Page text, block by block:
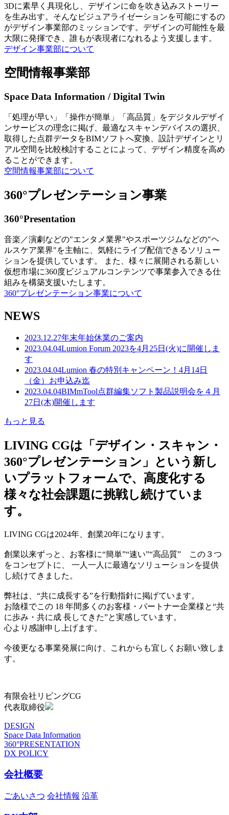
3Dに素早く具現化し、デザインに命を吹き込みストーリー
を生み出す。そんなビジュアライゼーションを可能にするの
がデザイン事業部のミッションです。デザインの可能性を最
大限に発揮でき、誰もが表現者になれるよう支援します。
デザイン事業部について
空間情報事業部
Space Data Information / Digital Twin
「処理が早い」「操作が簡単」「高品質」をデジタルデザイ
ンサービスの理念に掲げ、最適なスキャンデバイスの選択、
取得した点群データをBIMソフトへ変換、設計デザインとリ
アル空間を比較検討することによって、デザイン精度を高め
ることができます。
空間情報事業部について
360°プレゼンテーション事業
360°Presentation
音楽／演劇などの"エンタメ業界"やスポーツジムなどの"ヘ
ルスケア業界"を主軸に、気軽にライブ配信できるソリュー
ションを提供しています。 また、様々に展開される新しい
仮想市場に360度ビジュアルコンテンツで事業参入できる仕
組みを構築支援いたします。
360°プレゼンテーション事業について
NEWS
2023.12.27年末年始休業のご案内
2023.04.04Lumion Forum 2023を4月25日(火)に開催しま
す
2023.04.04Lumion 春の特別キャンペーン！4月14日
（金）お申込み迄
2023.04.04BIMmTool点群編集ソフト製品説明会を４月
27日(木)開催します
もっと見る
LIVING CGは「デザイン・スキャン・
360°プレゼンテーション」という新し
いプラットフォームで、高度化する
様々な社会課題に挑戦し続けていま
す。
LIVING CGは2024年、創業20年になります。
創業以来ずっと、お客様に“簡単”“速い”“高品質” この３つ
をコンセプトに、 一人一人に最適なソリューションを提供
し続けてきました。
弊社は、“共に成長する”を行動指針に掲げています。
お陰様でこの 18 年間多くのお客様・パートナー企業様と“共
に歩み・共に成 長してきた”と実感しています。
心より感謝申し上げます。
今後更なる事業発展に向け、これからも宜しくお願い致しま
す。
有限会社リビングCG
代表取締役
DESIGN
Space Data Information
360°PRESENTATION
DX POLICY
会社概要
ごあいさつ 会社情報 沿革